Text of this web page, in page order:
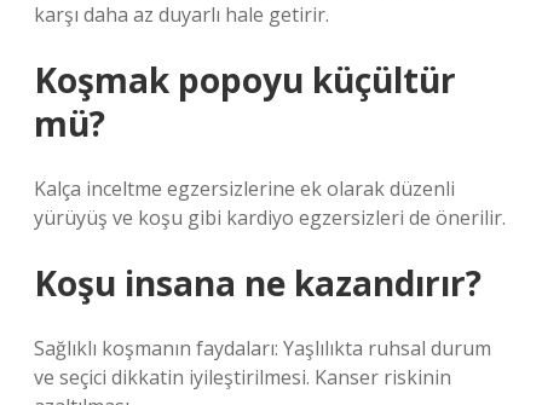
karşı daha az duyarlı hale getirir.
Koşmak popoyu küçültür
mü?
Kalça inceltme egzersizlerine ek olarak düzenli
yürüyüş ve koşu gibi kardiyo egzersizleri de önerilir.
Koşu insana ne kazandırır?
Sağlıklı koşmanın faydaları: Yaşlılıkta ruhsal durum
ve seçici dikkatin iyileştirilmesi. Kanser riskinin